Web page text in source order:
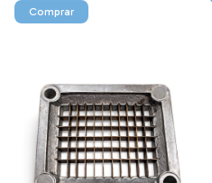
Comprar